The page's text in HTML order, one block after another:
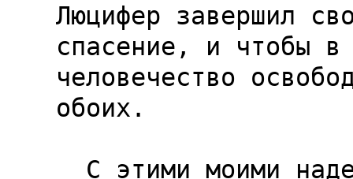
Люцифер завершил
спасение, и чтобы в
человечество
обоих.